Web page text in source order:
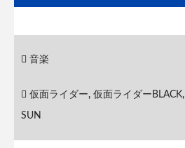
音楽
仮面ライダー, 仮面ライダーBLACK,
SUN